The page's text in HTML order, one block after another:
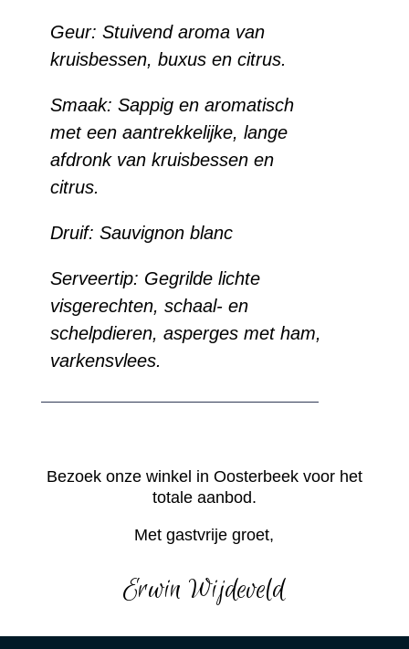
Geur: Stuivend aroma van
kruisbessen, buxus en citrus.
Smaak: Sappig en aromatisch
met een aantrekkelijke, lange
afdronk van kruisbessen en
citrus.
Druif: Sauvignon blanc
Serveertip: Gegrilde lichte
visgerechten, schaal- en
schelpdieren, asperges met ham,
varkensvlees.
Bezoek onze winkel in Oosterbeek voor het
totale aanbod.
Met gastvrije groet,
Erwin Wijdeveld